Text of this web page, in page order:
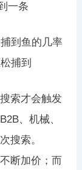
一条
捕到鱼的几率
捕到
索才会触发
、机械、
搜索。
断加价；而